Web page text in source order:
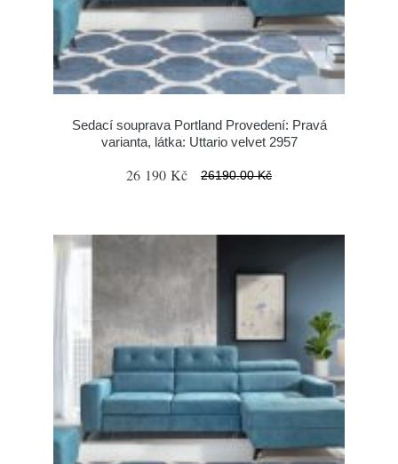
Sedací souprava Portland Provedení: Pravá
varianta, látka: Uttario velvet 2957
26 190 Kč 26190.00 Kč